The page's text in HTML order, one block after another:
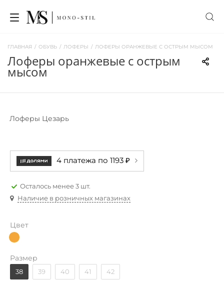
ГЛАВНАЯ / ОБУВЬ / ЛОФЕРЫ / ЛОФЕРЫ ОРАНЖЕВЫЕ С ОСТРЫМ МЫСОМ
лоферы оранжевые с острым
мысом
Лоферы Цезарь
4 платежа по 1193 ₽
Осталось менее 3 шт.
Наличие в розничных магазинах
Цвет
Размер
38 39 40 41 42